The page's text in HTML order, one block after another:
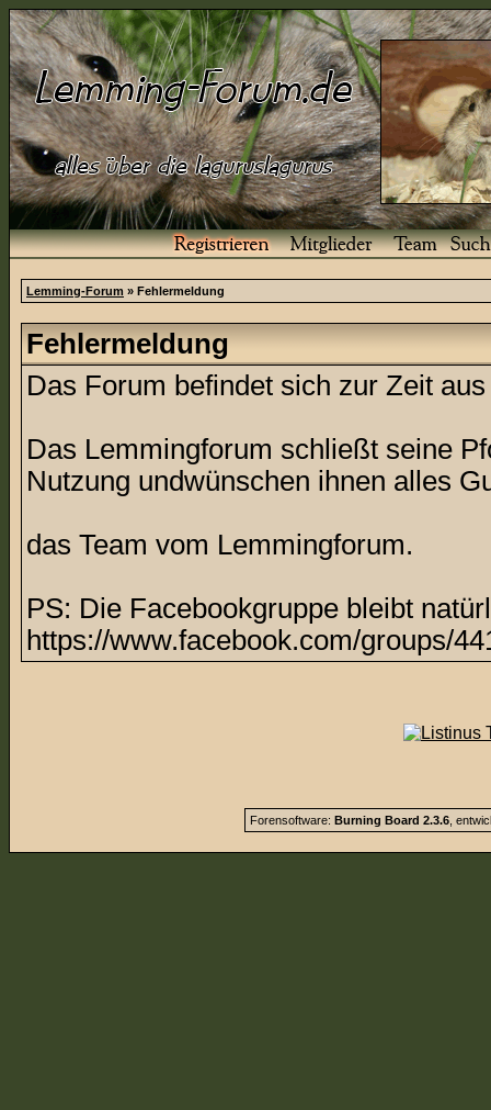
Lemming-Forum » Fehlermeldung
Fehlermeldung
Das Forum befindet sich zur Zeit
Das Lemmingforum schließt seine
Nutzung undwünschen ihnen alles
das Team vom Lemmingforum.
PS: Die Facebookgruppe bleibt
https://www.facebook.com/groups/
Forensoftware: Burning Board 2.3.6,